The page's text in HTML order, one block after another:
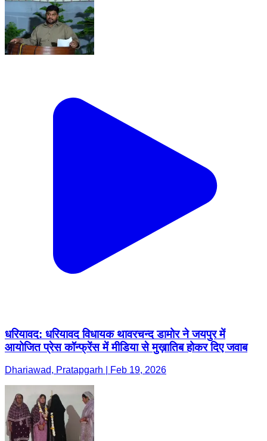
धरियावद: धरियावद विधायक थावरचन्द डामोर ने जयपुर में
आयोजित प्रेस कॉन्फ्रेंस में मीडिया से मुख़ातिब होकर दिए जवाब
Dhariawad, Pratapgarh | Feb 19, 2026